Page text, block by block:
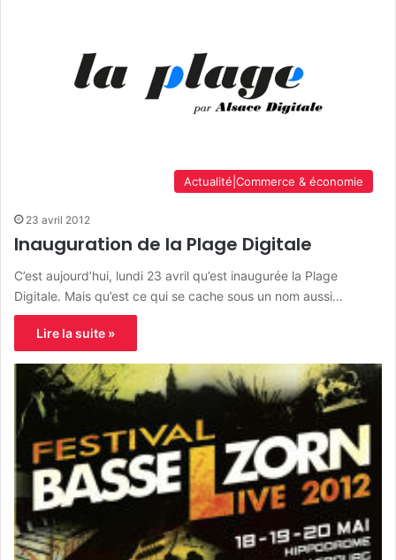
Actualité|Commerce & économie
23 avril 2012
Inauguration de la Plage Digitale
C’est aujourd’hui, lundi 23 avril qu’est inaugurée la Plage
Digitale. Mais qu’est ce qui se cache sous un nom aussi…
Lire la suite »